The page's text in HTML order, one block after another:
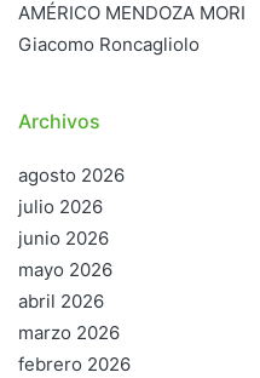
AMÉRICO MENDOZA MORI
Giacomo Roncagliolo
Archivos
agosto 2026
julio 2026
junio 2026
mayo 2026
abril 2026
marzo 2026
febrero 2026